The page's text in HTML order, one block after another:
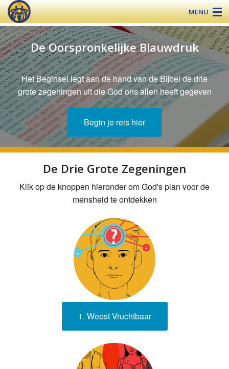
MENU
Over de FWU
De Zegening
Nieuws
Educatie
Contact
De Oorspronkelijke Blauwdruk
Het Beginsel legt aan de hand van de Bijbel de drie
grote zegeningen uit die God ons allen heeft gegeven
Begin je reis hier
De Drie Grote Zegeningen
Klik op de knoppen hieronder om God's plan voor de
mensheid te ontdekken
1. Weest Vruchtbaar